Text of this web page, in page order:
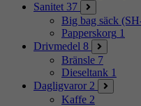
Sanitet 37
Big bag säck
Papperskorg 1
Drivmedel 8
Bränsle 7
Dieseltank 1
Dagligvaror 2
Kaffe 2